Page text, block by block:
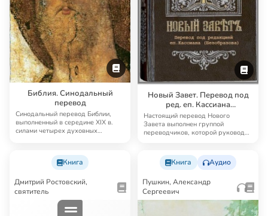
Библия. Синодальный
перевод
Синодальный перевод Библии,
выполненный в середине XIX в.
силами четырех духовных
Новый Завет. Перевод под
ред. еп. Кассиана
(Безобразова)
Настоящий перевод Нового
Завета выполнен группой
переводчиков, которой руководил
Книга
Дмитрий Ростовский,
святитель
Книга Аудио
Пушкин, Александр
Сергеевич